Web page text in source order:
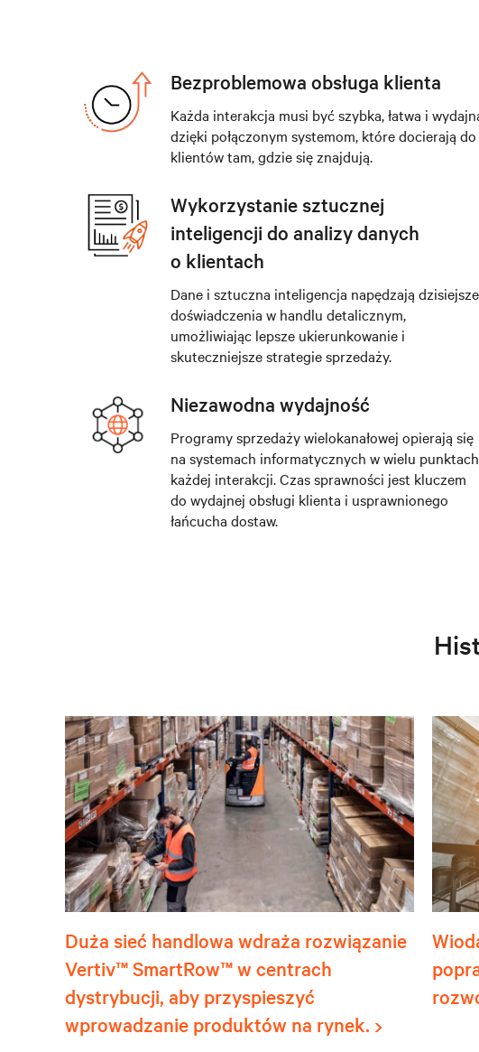
Bezproblemowa obsługa klienta
Każda interakcja musi być szybka, łatwa i
dzięki połączonym systemom, które docierają do
klientów tam, gdzie się znajdują.
Wykorzystanie sztucznej
inteligencji do analizy danych
o klientach
Dane i sztuczna inteligencja napędzają dzisiejsze
doświadczenia w handlu detalicznym,
umożliwiając lepsze ukierunkowanie i
skuteczniejsze strategie sprzedaży.
Niezawodna wydajność
Programy sprzedaży wielokanałowej opierają się
na systemach informatycznych w wielu punktach
każdej interakcji. Czas sprawności jest kluczem
do wydajnej obsługi klienta i usprawnionego
łańcucha dostaw.
Duża sieć handlowa wdraża rozwiązanie
Vertiv™ SmartRow™ w centrach
dystrybucji, aby przyspieszyć
wprowadzanie produktów na rynek.